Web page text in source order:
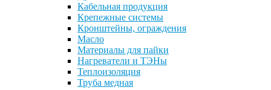
Кабельная продукция
Крепежные системы
Кронштейны, ограждения
Масло
Материалы для пайки
Нагреватели и ТЭНы
Теплоизоляция
Труба медная